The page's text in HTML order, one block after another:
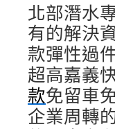
北部潛水
有的解決
款彈性過
超高嘉義
款免留車
企業周轉